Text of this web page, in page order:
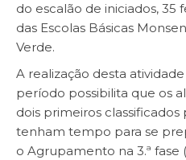
do escalão de iniciados, 35
das Escolas Básicas
Verde.
A realização desta
período possibilita que os
dois primeiros
tenham tempo para se
o Agrupamento na 3.ª fase